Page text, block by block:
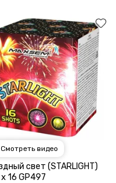
Смотреть видео
руб
свет (STARLIGHT)
16 GP497